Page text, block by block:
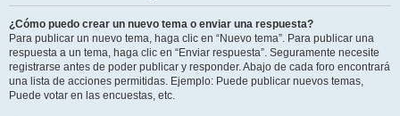
¿Cómo puedo crear un nuevo tema o enviar una respuesta?
Para publicar un nuevo tema, haga clic en “Nuevo tema”. Para publicar una
respuesta a un tema, haga clic en “Enviar respuesta”. Seguramente necesite
registrarse antes de poder publicar y responder. Abajo de cada foro encontrará
una lista de acciones permitidas. Ejemplo: Puede publicar nuevos temas,
Puede votar en las encuestas, etc.